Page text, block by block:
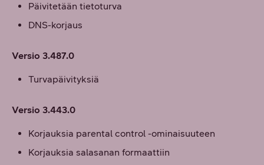
Päivitetään tietoturva
DNS-korjaus
Versio 3.487.0
Turvapäivityksiä
Versio 3.443.0
Korjauksia parental control -ominaisuuteen
Korjauksia salasanan formaattiin